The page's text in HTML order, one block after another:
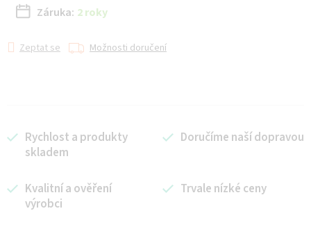
Záruka: 2 roky
Zeptat se Možnosti doručení
Rychlost a produkty
skladem
Doručíme naší dopravou
Kvalitní a ověření
výrobci
Trvale nízké ceny